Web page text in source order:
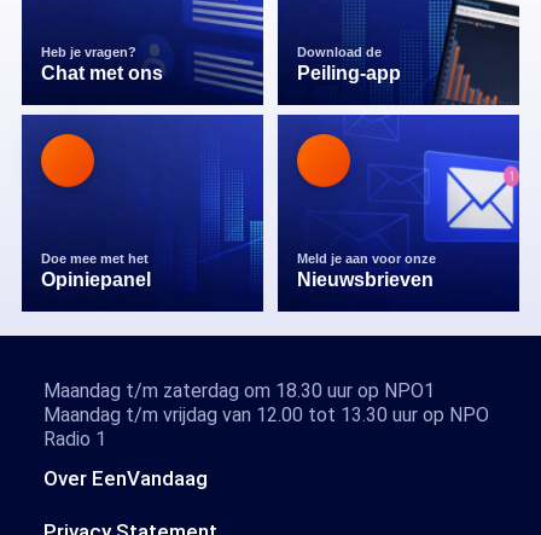
Heb je vragen?
Chat met ons
Download de
Peiling-app
Doe mee met het
Opiniepanel
Meld je aan voor onze
Nieuwsbrieven
Over EenVandaag
Maandag t/m zaterdag om 18.30 uur op NPO1
Maandag t/m vrijdag van 12.00 tot 13.30 uur op NPO
Radio 1